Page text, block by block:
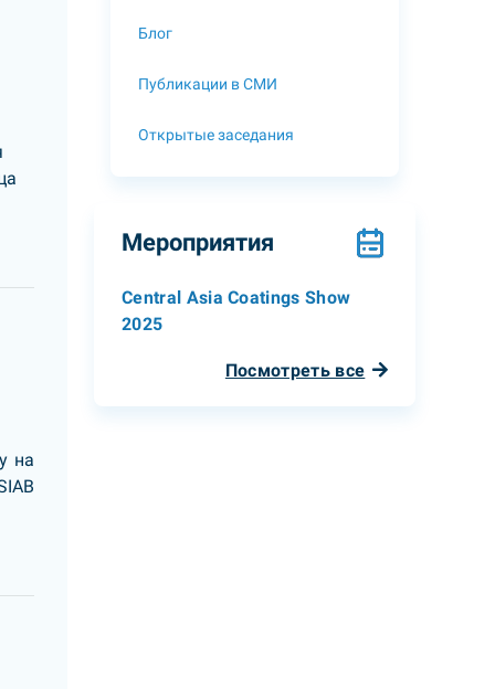
на
Блог
Публикации в СМИ
Открытые заседания
Мероприятия
Central Asia Coatings Show
2025
Посмотреть все